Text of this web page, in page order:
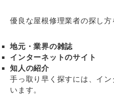
優良な屋根修理業者の探し方
地元・業界の雑誌
インターネットのサイト
知人の紹介
手っ取り早く探すには、イ
います。